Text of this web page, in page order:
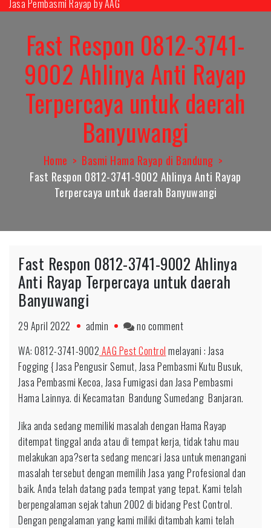
Skip
content
Jasa Pembasmi Rayap by AAG
Fast Respon 0812-3741-
9002 Ahlinya Anti Rayap
Terpercaya untuk daerah
Banyuwangi
Home
Basmi Hama Rayap di Bandung
Fast Respon 0812-3741-9002 Ahlinya Anti Rayap
Terpercaya untuk daerah Banyuwangi
Fast Respon 0812-3741-9002 Ahlinya
Anti Rayap Terpercaya untuk daerah
Banyuwangi
29 April 2022 admin no commenton
Respon
0812-
3741-
9002
Ahlinya
Anti
Rayap
Terpercaya
untuk
daerah
Banyuwangi
WA: 0812-3741-9002 AAG Pest Control melayani : Jasa
Fogging { Jasa Pengusir Semut, Jasa Pembasmi Kutu Busuk,
Jasa Pembasmi Kecoa, Jasa Fumigasi dan Jasa Pembasmi
Hama Lainnya. di Kecamatan Bandung Sumedang Banjaran.
Jika anda sedang memiliki masalah dengan Hama Rayap
ditempat tinggal anda atau di tempat kerja, tidak tahu mau
melakukan apa?serta sedang mencari Jasa untuk menangani
masalah tersebut dengan memilih Jasa yang Profesional dan
baik. Anda telah datang pada tempat yang tepat. Kami telah
berpengalaman sejak tahun 2002 di bidang Pest Control.
Dengan pengalaman yang kami miliki ditambah kami telah